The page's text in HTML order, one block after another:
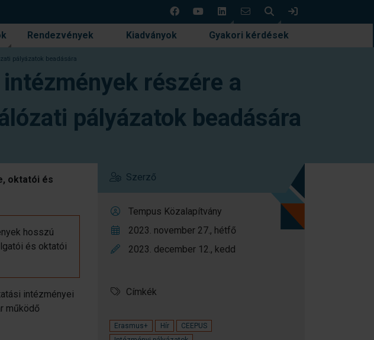
Keresés
Rendezvények Kiadványok Gyakori kérdések
pályázatok beadására
részére a
pályázatok beadására
oktatói és
hosszú
és oktatói
intézményei
működő
Szerző
Tempus Közalapítvány
2023. november 27., hétfő
2023. december 12., kedd
Címkék
Erasmus+ Hír
CEEPUS